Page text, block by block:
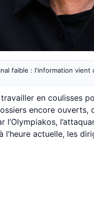
faible : l'information
travailler en coulisses
encore ouverts,
l’heure actuelle, les